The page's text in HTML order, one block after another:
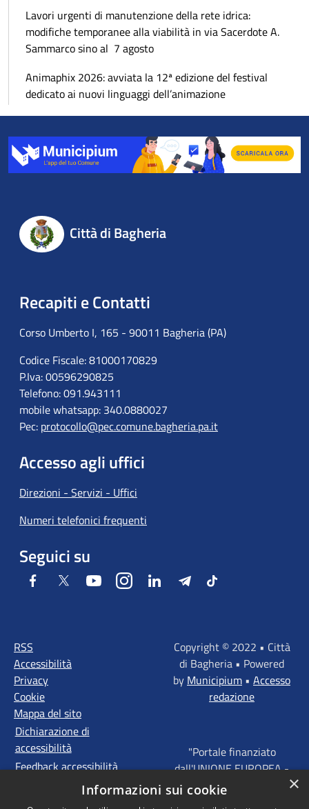
Lavori urgenti di manutenzione della rete idrica:
modifiche temporanee alla viabilità in via Sacerdote A.
Sammarco sino al 7 agosto
Animaphix 2026: avviata la 12ª edizione del festival
dedicato ai nuovi linguaggi dell’animazione
Città di Bagheria
Recapiti e Contatti
Corso Umberto I, 165 - 90011 Bagheria (PA)
Codice Fiscale: 81000170829
P.Iva: 00596290825
Telefono: 091.943111
mobile whatsapp: 340.0880027
Pec: protocollo@pec.comune.bagheria.pa.it
Accesso agli uffici
Direzioni - Servizi - Uffici
Numeri telefonici frequenti
Seguici su
Facebook Twitter YoutubeInstagramLinkedIn TelegramTiktok
RSS
Accessibilità
Privacy
Cookie
Mappa del sito
Dichiarazione di
accessibilità
Feedback accessibilità
Copyright © 2022 • Città
di Bagheria • Powered
by Municipium • Accesso
redazione
"Portale finanziato
dall'UNIONE EUROPEA -
FONDI STRUTTURALI
×
Informazioni sui cookie